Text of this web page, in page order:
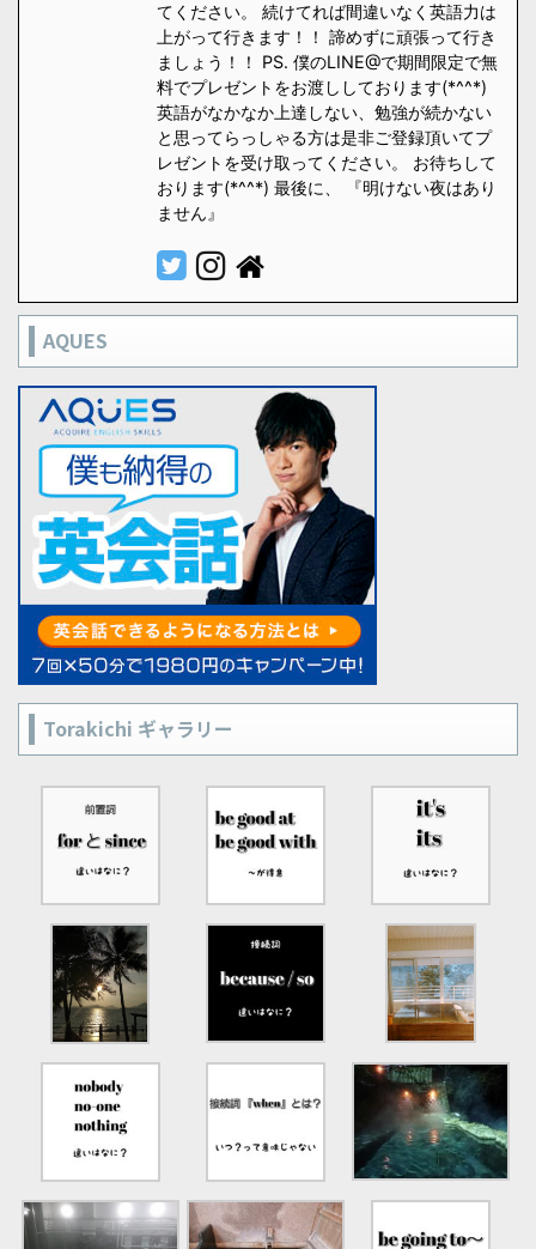
てください。 続けてれば間違いなく英語力は
上がって行きます！！ 諦めずに頑張って行き
ましょう！！ PS. 僕のLINE@で期間限定で無
料でプレゼントをお渡ししております(*^^*)
英語がなかなか上達しない、勉強が続かない
と思ってらっしゃる方は是非ご登録頂いてプ
レゼントを受け取ってください。 お待ちして
おります(*^^*) 最後に、 『明けない夜はあり
ません』
AQUES
Torakichi ギャラリー